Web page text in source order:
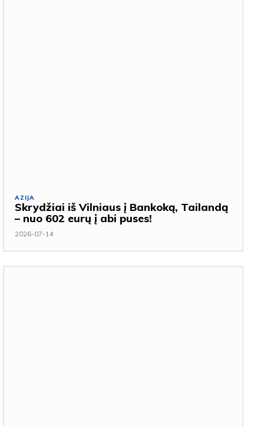
AZIJA
Skrydžiai iš Vilniaus į Bankoką, Tailandą
– nuo 602 eurų į abi puses!
2026-07-14